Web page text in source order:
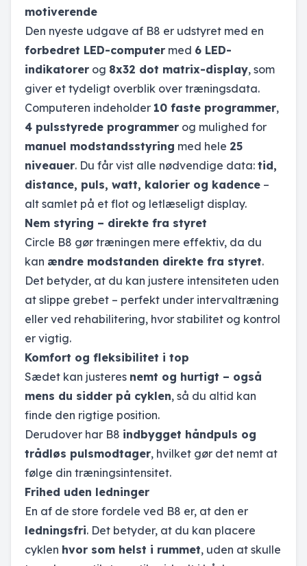
motiverende
Den nyeste udgave af B8 er udstyret med en
forbedret LED-computer med 6 LED-
indikatorer og 8x32 dot matrix-display, som
giver et tydeligt overblik over træningsdata.
Computeren indeholder 10 faste programmer,
4 pulsstyrede programmer og mulighed for
manuel modstandsstyring med hele 25
niveauer. Du får vist alle nødvendige data: tid,
distance, puls, watt, kalorier og kadence –
alt samlet på et flot og letlæseligt display.
Nem styring – direkte fra styret
Circle B8 gør træningen mere effektiv, da du
kan ændre modstanden direkte fra styret.
Det betyder, at du kan justere intensiteten uden
at slippe grebet – perfekt under intervaltræning
eller ved rehabilitering, hvor stabilitet og kontrol
er vigtig.
Komfort og fleksibilitet i top
Sædet kan justeres nemt og hurtigt – også
mens du sidder på cyklen, så du altid kan
finde den rigtige position.
Derudover har B8 indbygget håndpuls og
trådløs pulsmodtager, hvilket gør det nemt at
følge din træningsintensitet.
Frihed uden ledninger
En af de store fordele ved B8 er, at den er
ledningsfri. Det betyder, at du kan placere
cyklen hvor som helst i rummet, uden at skulle